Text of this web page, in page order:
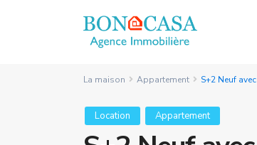
La maison Appartement S+2 Neuf
Location Appartement